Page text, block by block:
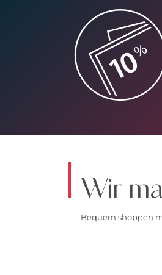
Wir
Bequem shoppen